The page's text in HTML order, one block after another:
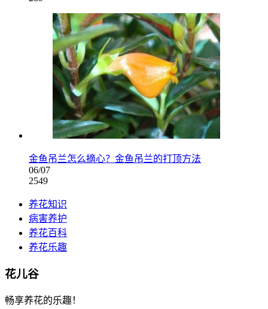
金鱼吊兰怎么摘心？金鱼吊兰的打顶方法
06/07
2549
养花知识
病害养护
养花百科
养花乐趣
花儿谷
畅享养花的乐趣！